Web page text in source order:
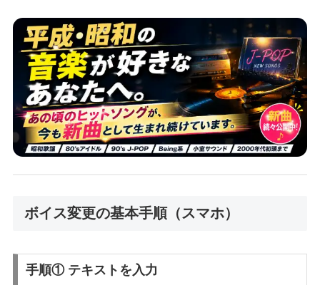
ボイス変更の基本手順（スマホ）
手順① テキストを入力